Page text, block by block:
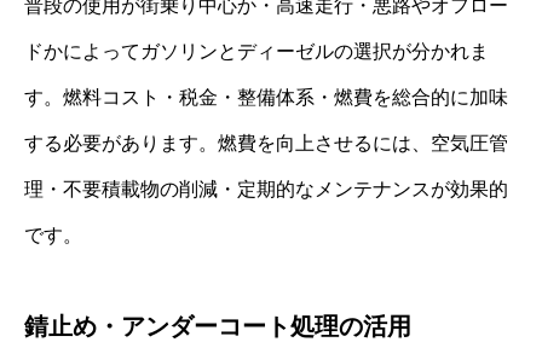
普段の使用が街乗り中心か・高速走行・悪路やオフロー
ドかによってガソリンとディーゼルの選択が分かれま
す。燃料コスト・税金・整備体系・燃費を総合的に加味
する必要があります。燃費を向上させるには、空気圧管
理・不要積載物の削減・定期的なメンテナンスが効果的
です。
錆止め・アンダーコート処理の活用